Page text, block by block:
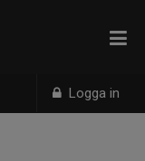
Logga in